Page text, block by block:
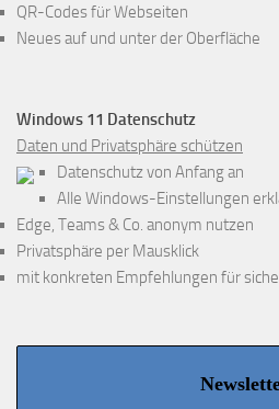
QR-Codes für Webseiten
Neues auf und unter der Oberfläche
Windows 11 Datenschutz
Daten und Privatsphäre schützen
Datenschutz von Anfang an
Alle Windows-Einstellungen
Edge, Teams & Co. anonym nutzen
Privatsphäre per Mausklick
mit konkreten Empfehlungen für